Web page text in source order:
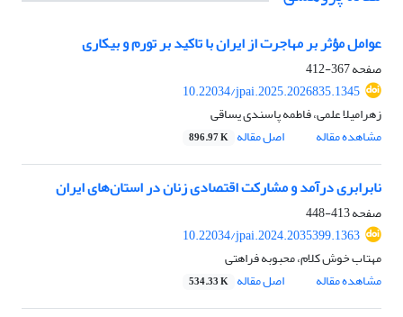
عوامل مؤثر بر مهاجرت از ایران با تاکید بر تورم و بیکاری
صفحه367-412
10.22034/jpai.2025.2026835.1345
زهرامیلا علمی، فاطمه پاسندی یساقی
مشاهده مقاله
اصل مقاله 896.97 K
نابرابری درآمد و مشارکت اقتصادی زنان در استان‌های ایران
صفحه413-448
10.22034/jpai.2024.2035399.1363
مهتاب خوش کلام، محبوبه فراهتی
مشاهده مقاله
اصل مقاله 534.33 K